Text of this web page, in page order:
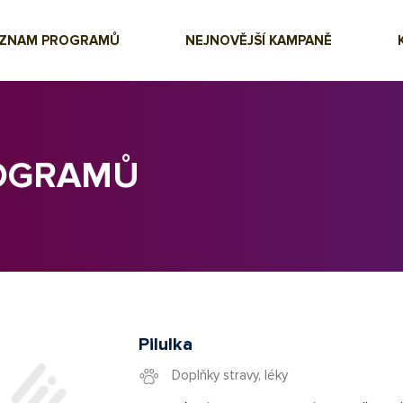
PROGRAMŮ NEJNOVĚJŠÍ KAMPANĚ
Pilulka
Doplňky stravy, léky